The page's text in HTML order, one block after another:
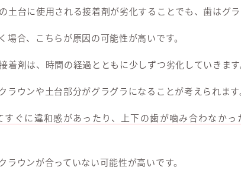
土台に使用される接着剤が劣化することでも、歯はグラ
合、こちらが原因の可能性が高いです。
着剤は、時間の経過とともに少しずつ劣化していきます
ラウンや土台部分がグラグラになることが考えられます
ぐに違和感があったり、上下の歯が噛み合わなか
ラウンが合っていない可能性が高いです。